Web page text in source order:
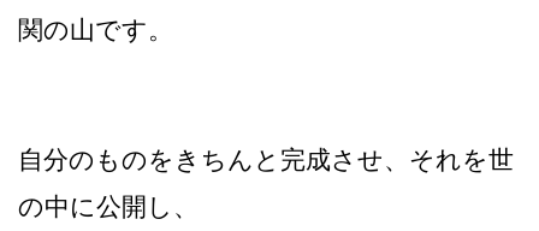
関の山です。
自分のものをきちんと完成させ、それを世
の中に公開し、